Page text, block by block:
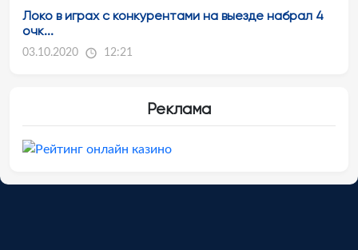
Локо в играх с конкурентами на выезде набрал 4
очк...
03.10.2020 12:21
Реклама